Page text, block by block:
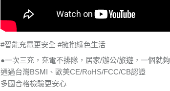
#智能充電更安全 #擁抱綠色生活
●一次三充，充電不排隊，居家/辦公/旅遊，一個就夠
通過台灣BSMI、歐美CE/RoHS/FCC/CB認證
多國合格檢驗更安心